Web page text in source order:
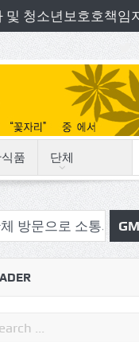
청소년보호호책임
품 단체
통의정 시작 삼